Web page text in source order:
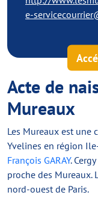
e-
Acte de
Mureaux
Les Mureaux est une
Yvelines en région
François GARAY.
proche des
nord-ouest de Paris.